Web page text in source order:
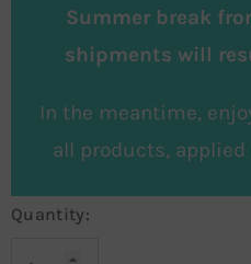
Summer break
shipments will
In the meantime,
all products,
Quantity: